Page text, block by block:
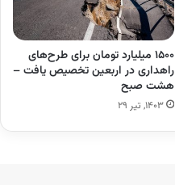
۱۵۰۰ میلیارد تومان برای طرح‌های
راهداری در اربعین تخصیص یافت –
هشت صبح
۱۴۰۳, تیر ۲۹